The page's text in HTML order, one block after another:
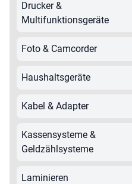
Ventilatoren & Klimageräte
Drucker &
Multifunktionsgeräte
Foto & Camcorder
Haushaltsgeräte
Kabel & Adapter
Kassensysteme &
Geldzählsysteme
Laminieren